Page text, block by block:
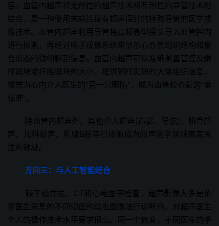
容。血管内超声将无创性的超声技术和有创性的导管技术相
结合，是一种使用末端连接有超声探针的特殊导管的医学成
像技术。血管内超声利用导管将高频微型探头导入血管腔内
进行探测，再经过电子成像系统来显示心血管组织结构和集
合形态的微细解剖信息。血管内超声可以准确测量管腔及粥
样斑块或纤维斑块的大小，提供粥样斑块的大体组织信息，
被誉为心内介入医生的“另一只眼睛”，成为血管检查新的“金
标准”。
除血管内超声外，其他介入超声(造影、导航)、肌骨超
声、儿科超声、乳腺B超等已逐渐成为超声医学领域高度关
注的领域。
方向三：与人工智能结合
较于磁共振、CT和心电图等检查，超声影像大多是依
靠医生采集的不同切面的动态图像进行诊断的，对超声医生
个人的操作技术水平要求很高。同一个病变，不同医生的手